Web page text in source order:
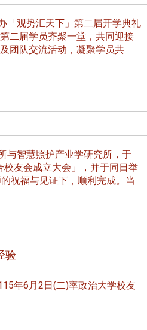
「观势汇天下」第二届开学典礼
二届学员齐聚一堂，共同迎接
团队交流活动，凝聚学员共
与智慧照护产业学研究所，于
友会成立大会」，并于同日举
祝福与见证下，顺利完成。当
验
年6月2日(二)率政治大学校友
头版 热门焦点
淡江大学董事会议改选案报部
聘任许辉煌为校长 新聘范巽绿